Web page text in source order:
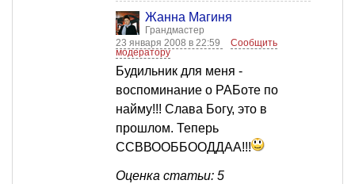
Жанна Магиня
Грандмастер
23 января 2008 в 22:59
Сообщить
модератору
Будильник для меня -
воспоминание о РАБоте по
найму!!! Слава Богу, это в
прошлом. Теперь
ССВВООББООДДАА!!!
Оценка статьи: 5